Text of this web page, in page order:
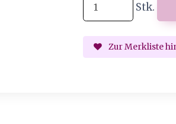
Stk.
Zur Merkliste